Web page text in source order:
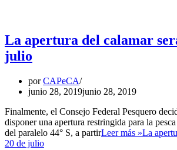
La apertura del calamar
julio
porCAPeCA
junio 28, 2019junio 28, 2019
Finalmente, el Consejo Federal Pesquero
disponer una apertura restringida para la
del paralelo 44° S, a partirLeer más »La
20 de julio